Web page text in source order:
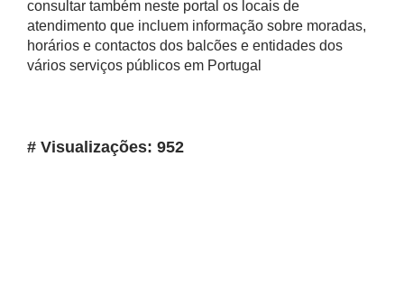
consultar também neste portal os locais de
atendimento que incluem informação sobre moradas,
horários e contactos dos balcões e entidades dos
vários serviços públicos em Portugal
# Visualizações: 952